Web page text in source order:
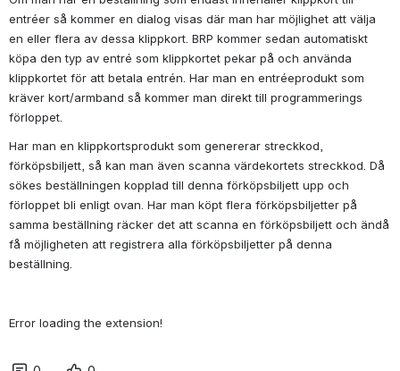
entréer så kommer en dialog visas där man har möjlighet att välja
en eller flera av dessa klippkort. BRP kommer sedan automatiskt
köpa den typ av entré som klippkortet pekar på och använda
klippkortet för att betala entrén. Har man en entréeprodukt som
kräver kort/armband så kommer man direkt till programmerings
förloppet.
Har man en klippkortsprodukt som genererar streckkod,
förköpsbiljett, så kan man även scanna värdekortets streckkod. Då
sökes beställningen kopplad till denna förköpsbiljett upp och
förloppet bli enligt ovan. Har man köpt flera förköpsbiljetter på
samma beställning räcker det att scanna en förköpsbiljett och ändå
få möjligheten att registrera alla förköpsbiljetter på denna
beställning.
Error loading the extension!